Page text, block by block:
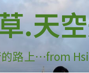
.天
路上…from